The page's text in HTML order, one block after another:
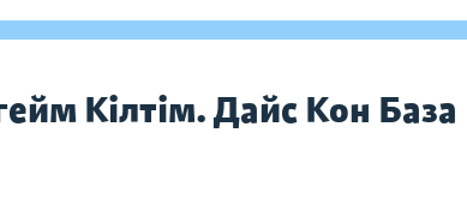
Кілтім. Дайс Кон База